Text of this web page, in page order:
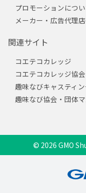
プロモーションにつ
メーカー・広告代理
関連サイト
コエテコカレッジ
コエテコカレッジ協
趣味なびキャスティ
趣味なび協会・団体
© 2026 GMO